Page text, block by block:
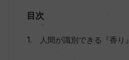
目次
人間が識別できる『香り